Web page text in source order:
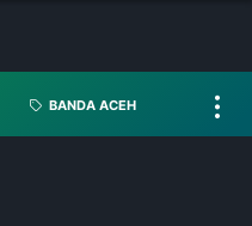
BANDA ACEH